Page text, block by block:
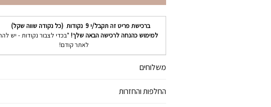
ברכישת פריט זה תקבל/י 9נקודות (כל נקודה שווה שקל)
למימוש כהנחה לרכישה הבאה שלך! *בכדי לצבור נקודות - יש
לאתר קודם!
משלוחים
החלפות והחזרות